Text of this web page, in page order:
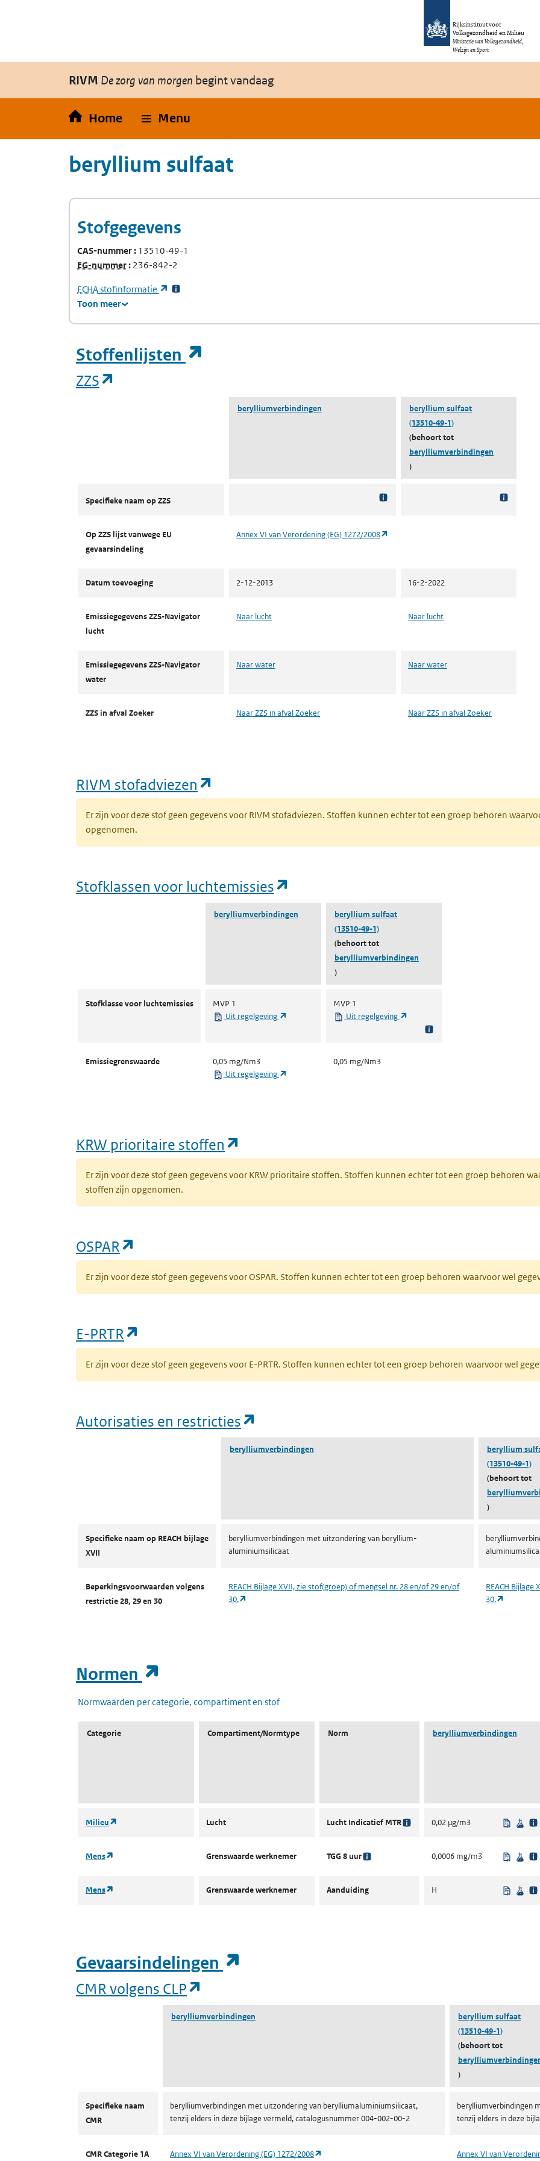
Rijksinstituut voor
Volksgezondheid en Milieu
Ministerie van Volksgezondheid,
Welzijn en Sport
RIVM De zorg van morgen begint vandaag
Home Menu
beryllium sulfaat
Stofgegevens
CAS-nummer 13510-49-1
EG-nummer(Europees Gemeenschap-nummer)
236-842-2
ECHA(Europees Agentschap voor chemische stoffen)
stofinformatie
(opent in een nieuw tabblad)
Toon meer
Stoffenlijsten
ZZS
berylliumverbindingen
beryllium sulfaat
(13510-49-1)
(behoort tot
berylliumverbindingen
)
Specifieke naam op ZZS
Op ZZS lijst vanwege EU
gevaarsindeling
Annex VI van Verordening (EG) 1272/2008
Datum toevoeging 2-12-2013 16-2-2022
Emissiegegevens ZZS-Navigator
lucht
Naar lucht Naar lucht
Emissiegegevens ZZS-Navigator
water
Naar water Naar water
ZZS in afval Zoeker Naar ZZS in afval Zoeker Naar ZZS in afval Zoeker
RIVM stofadviezen
Er zijn voor deze stof geen gegevens voor RIVM stofadviezen. Stoffen kunnen echter tot een groep behoren
opgenomen.
Stofklassen voor luchtemissies
berylliumverbindingen
beryllium sulfaat
(13510-49-1)
(behoort tot
berylliumverbindingen
)
Stofklasse voor luchtemissies
MVP 1
Uit regelgeving
(opent in een nieuw tabblad)
MVP 1
Uit regelgeving
Emissiegrenswaarde
0,05 mg/Nm3
Uit regelgeving
0,05 mg/Nm3
KRW prioritaire stoffen
Er zijn voor deze stof geen gegevens voor KRW prioritaire stoffen. Stoffen kunnen echter tot een groep behoren
stoffen zijn opgenomen.
OSPAR
Er zijn voor deze stof geen gegevens voor OSPAR. Stoffen kunnen echter tot een groep behoren waarvoor wel
E-PRTR
Er zijn voor deze stof geen gegevens voor E-PRTR. Stoffen kunnen echter tot een groep behoren waarvoor wel
Autorisaties en restricties
berylliumverbindingen
beryllium
(13510-49-1)
(behoort tot
)
Specifieke naam op REACH bijlage
XVII
berylliumverbindingen met uitzondering van beryllium-
aluminiumsilicaat
Beperkingsvoorwaarden volgens
restrictie 28, 29 en 30
REACH Bijlage XVII, zie stof(groep) of mengsel nr. 28 en/of 29 en/of
30.
REACH
30.
Normen
Normwaarden per categorie, compartiment en stof
Categorie Compartiment/Normtype Norm berylliumverbindingen
Milieu (opent in een nieuw tabblad)
Lucht Lucht Indicatief MTR 0,02 µg/m3 Uit
Mens (opent in een nieuw tabblad)Grenswaarde werknemer TGG 8 uur 0,0006 mg/m3 Uit
Mens (opent in een nieuw tabblad)Grenswaarde werknemer Aanduiding H Uit
Gevaarsindelingen
CMR volgens CLP
berylliumverbindingen
beryllium sulfaat
(13510-49-1)
(behoort tot
)
Specifieke naam
CMR
berylliumverbindingen met uitzondering van berylliumaluminiumsilicaat,
tenzij elders in deze bijlage vermeld, catalogusnummer 004-002-00-2
berylliumverbindingen
tenzij elders in deze
CMR Categorie 1A Annex VI van Verordening (EG) 1272/2008 Annex VI van